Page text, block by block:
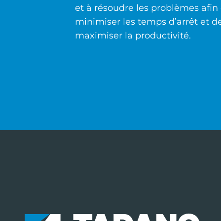
et à résoudre les problèmes afin
minimiser les temps d’arrêt et
maximiser la productivité.